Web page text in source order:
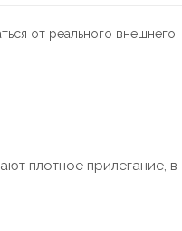
от реального внешнего
плотное прилегание, в